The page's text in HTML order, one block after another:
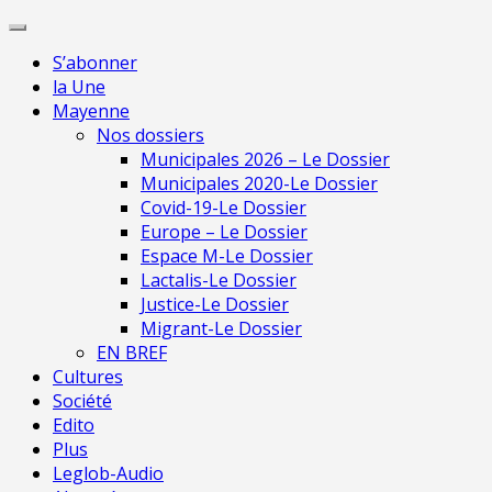
Skip
contentS’abonner
la Une
Mayenne
Nos dossiers
Municipales 2026 – Le Dossier
Municipales 2020-Le Dossier
Covid-19-Le Dossier
Europe – Le Dossier
Espace M-Le Dossier
Lactalis-Le Dossier
Justice-Le Dossier
Migrant-Le Dossier
EN BREF
Cultures
Société
Edito
Plus
Leglob-Audio
indépendante en
Mayenne